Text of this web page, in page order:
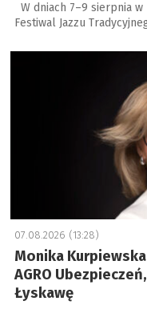
W dniach 7–9 sierpnia w
Festiwal Jazzu
a
07.08.2026 (13:28)
Monika
AGRO
Łyskawę